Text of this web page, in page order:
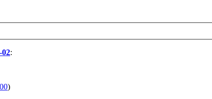
02:
)